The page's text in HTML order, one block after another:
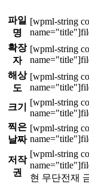
파일
명
확장
자
해상
도
크기
찍은
날짜
저작
권
현 무단전재